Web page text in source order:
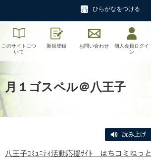
ひらがなをつける
このサイトにつ
いて
新規登録 お問い合わせ
個人会員ログイ
ン
月１ゴスペル＠八王子
読み上げ
八王子ｺﾐｭﾆﾃｨ活動応援ｻｲﾄ はちコミねっと